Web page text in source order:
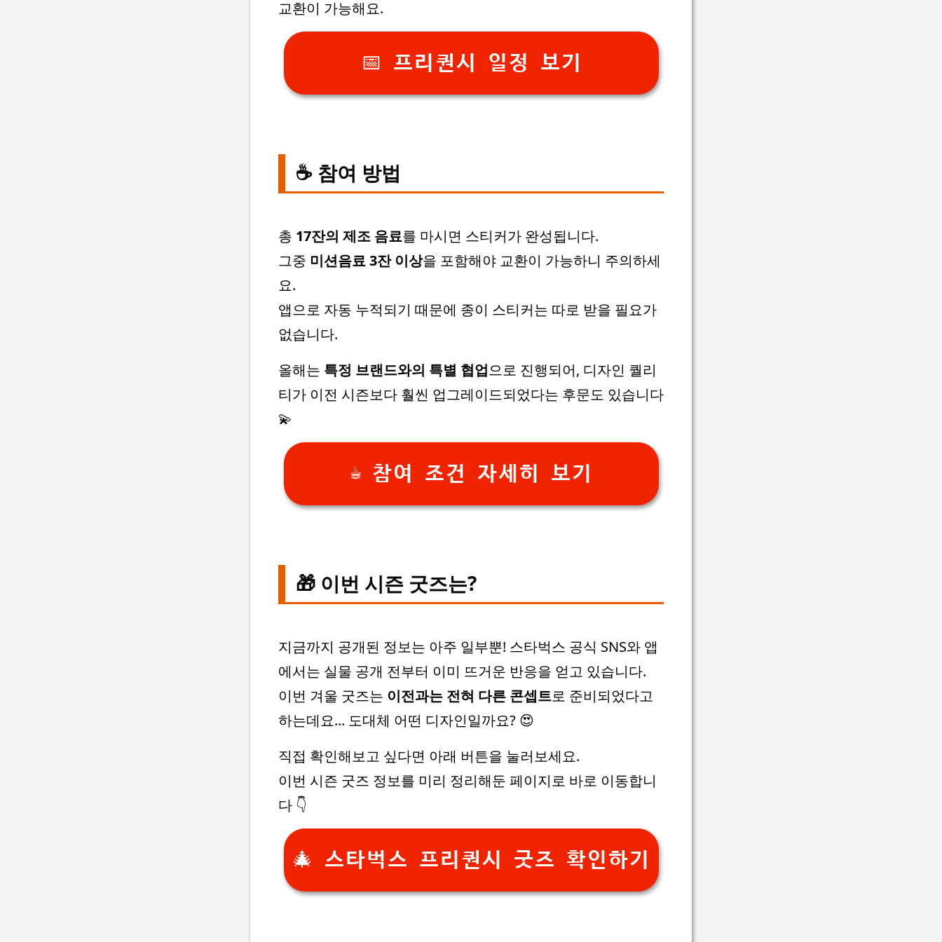
교환이 가능해요.
📅 프리퀀시 일정 보기
☕ 참여 방법
총 17잔의 제조 음료를 마시면 스티커가 완성됩니다.
그중 미션음료 3잔 이상을 포함해야 교환이 가능하니 주의하세
요.
앱으로 자동 누적되기 때문에 종이 스티커는 따로 받을 필요가
없습니다.
올해는 특정 브랜드와의 특별 협업으로 진행되어, 디자인 퀄리
티가 이전 시즌보다 훨씬 업그레이드되었다는 후문도 있습니다
💫
☕ 참여 조건 자세히 보기
🎁 이번 시즌 굿즈는?
지금까지 공개된 정보는 아주 일부뿐! 스타벅스 공식 SNS와 앱
에서는 실물 공개 전부터 이미 뜨거운 반응을 얻고 있습니다.
이번 겨울 굿즈는 이전과는 전혀 다른 콘셉트로 준비되었다고
하는데요... 도대체 어떤 디자인일까요? 😍
직접 확인해보고 싶다면 아래 버튼을 눌러보세요.
이번 시즌 굿즈 정보를 미리 정리해둔 페이지로 바로 이동합니
다 👇
🎄 스타벅스 프리퀀시 굿즈 확인하기